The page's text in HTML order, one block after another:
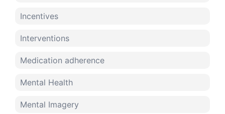
Incentives
Interventions
Medication adherence
Mental Health
Mental Imagery